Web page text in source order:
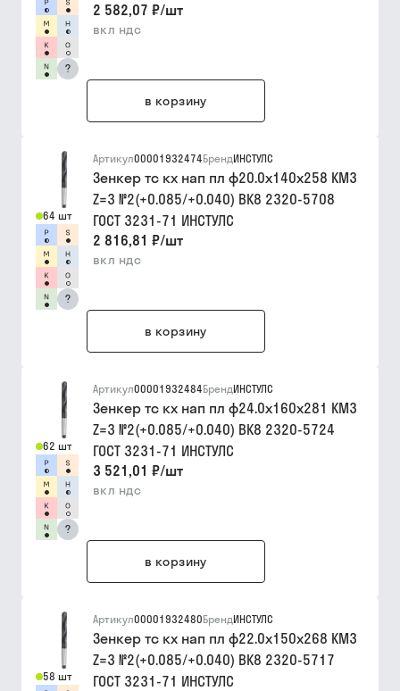
?
2 582,07 ₽/шт
вкл ндс
в корзину
64 шт
?
Артикул00001932474БрендИНСТУЛС
Зенкер тс кх нап пл ф20.0х140х258 КМ3
Z=3 №2(+0.085/+0.040) ВК8 2320-5708
ГОСТ 3231-71 ИНСТУЛС
2 816,81 ₽/шт
вкл ндс
в корзину
62 шт
?
Артикул00001932484БрендИНСТУЛС
Зенкер тс кх нап пл ф24.0х160х281 КМ3
Z=3 №2(+0.085/+0.040) ВК8 2320-5724
ГОСТ 3231-71 ИНСТУЛС
3 521,01 ₽/шт
вкл ндс
в корзину
58 шт
Артикул00001932480БрендИНСТУЛС
Зенкер тс кх нап пл ф22.0х150х268 КМ3
Z=3 №2(+0.085/+0.040) ВК8 2320-5717
ГОСТ 3231-71 ИНСТУЛС